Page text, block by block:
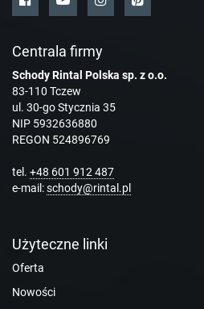
Centrala firmy
Schody Rintal Polska sp. z o.o.
83-110 Tczew
ul. 30-go Stycznia 35
NIP 5932636880
REGON 524896769
tel. +48 601 912 487
e-mail:schody@rintal.pl
Użyteczne linki
Oferta
Nowości